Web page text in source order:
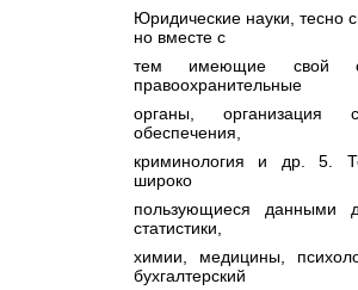
Юридические науки, тесно
но вместе с
тем имеющие свой
правоохранительные
органы, организация
обеспечения,
криминология и др. 5.
широко
пользующиеся данными
статистики,
химии, медицины,
бухгалтерский